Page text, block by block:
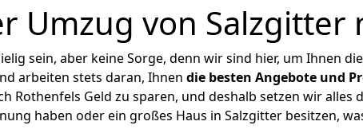
Umzug von Salzgitter
sein, aber keine Sorge, denn wir sind hier, um Ihnen die
arbeiten stets daran, Ihnen die besten Angebote und
Rothenfels Geld zu sparen, und deshalb setzen wir alles
haben oder ein großes Haus in Salzgitter besitzen,